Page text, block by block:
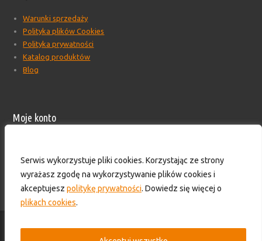
Serwis wykorzystuje pliki cookies. Korzystając ze strony
wyrażasz zgodę na wykorzystywanie plików cookies i
akceptujesz politykę prywatności. Dowiedz się więcej o
plikach cookies.
Warunki sprzedaży
Polityka plików Cookies
Polityka prywatności
Katalog produktów
Blog
Moje konto
Formularz wyceny produktów
Skontaktuj się z nami!
© 2016-2025 - HS TECHNIK - Zaopatrzenie przemysłu. Wszelkie prawa